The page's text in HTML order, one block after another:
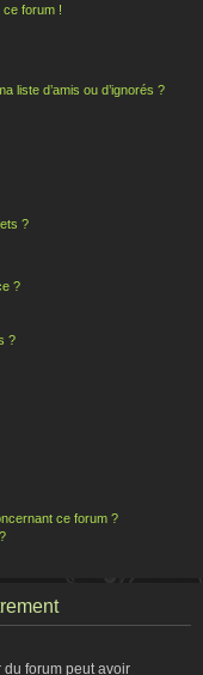
ce forum !
liste d’amis ou d’ignorés ?
?
?
?
ce forum ?
du forum peut avoir